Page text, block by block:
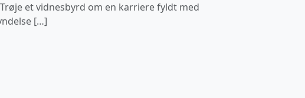
et vidnesbyrd om en karriere fyldt med
[…]